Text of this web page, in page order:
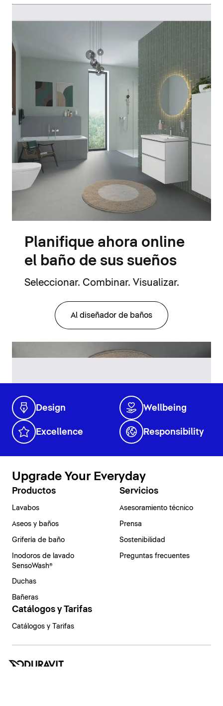
Planifique ahora online
el baño de sus sueños
Seleccionar. Combinar. Visualizar.
Al diseñador de baños
Design Wellbeing
Excellence Responsibility
Upgrade Your Everyday
Productos
Lavabos
Aseos y baños
Grifería de baño
Inodoros de lavado
SensoWash®
Duchas
Bañeras
Servicios
Asesoramiento técnico
Prensa
Sostenibilidad
Preguntas frecuentes
Catálogos y Tarifas
Catálogos y Tarifas